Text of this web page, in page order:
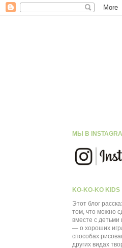
МЫ В
KO-KO-KO KIDS
Этот блог
том, что можно
вместе с детьми
— о хороших
способах
других видах